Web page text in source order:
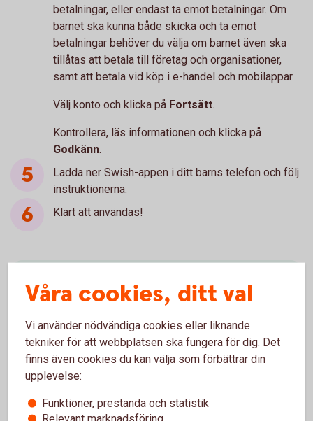
betalningar, eller endast ta emot betalningar. Om
barnet ska kunna både skicka och ta emot
betalningar behöver du välja om barnet även ska
tillåtas att betala till företag och organisationer,
samt att betala vid köp i e-handel och mobilappar.
Välj konto och klicka på Fortsätt.
Kontrollera, läs informationen och klicka på
Godkänn.
Ladda ner Swish-appen i ditt barns telefon och följ
instruktionerna.
Klart att användas!
Behöver du hjälp?
20.00, lördag-söndag 08.00-18.00 (stängt
storhelger).
Ring 0771-97 75 12
Våra cookies, ditt val
Vi använder nödvändiga cookies eller liknande
tekniker för att webbplatsen ska fungera för dig. Det
finns även cookies du kan välja som förbättrar din
upplevelse:
Funktioner, prestanda och statistik
Relevant marknadsföring